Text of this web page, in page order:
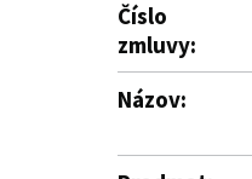
Číslo
zmluvy:
Názov: